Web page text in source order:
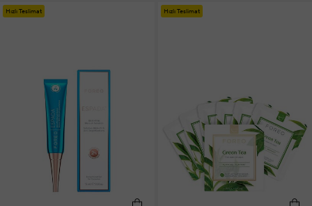
Hızlı Teslimat Hızlı Teslimat